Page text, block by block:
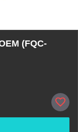
(FQC-